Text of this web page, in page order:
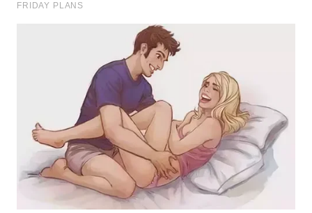
WN
KALBAR
WN